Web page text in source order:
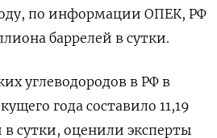
по информации ОПЕК, РФ
баррелей в сутки.
углеводородов в РФ в
года составило 11,19
сутки, оценили эксперты